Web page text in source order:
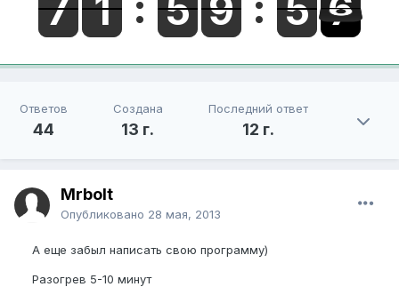
Ответов
44
Создана
13 г.
Последний ответ
12 г.
Mrbolt
Опубликовано 28 мая, 2013
А еще забыл написать свою программу)
Разогрев 5-10 минут